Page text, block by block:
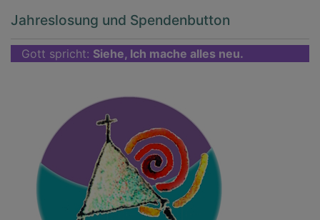
Jahreslosung und Spendenbutton
Gott spricht: Siehe, Ich mache alles neu.